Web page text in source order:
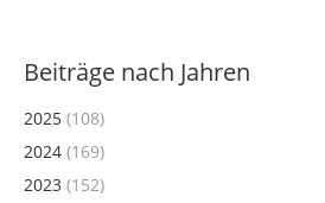
Beiträge nach Jahren
2025 (108)
2024 (169)
2023 (152)